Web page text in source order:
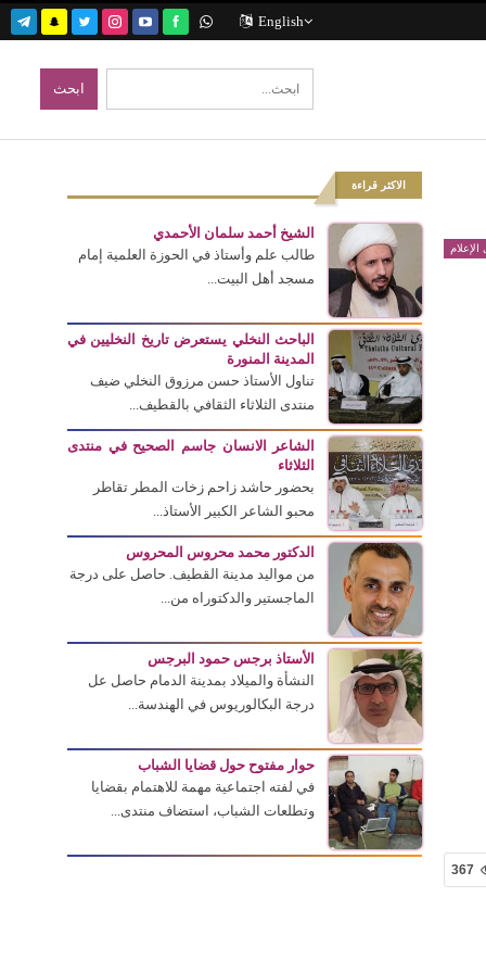
English
367
الاكثر قراءة
الشيخ أحمد سلمان الأحمدي
طالب علم وأستاذ في الحوزة العلمية إمام
مسجد أهل البيت...
الباحث النخلي يستعرض تاريخ النخليين في
المدينة المنورة
تناول الأستاذ حسن مرزوق النخلي ضيف
منتدى الثلاثاء الثقافي بالقطيف...
الشاعر الانسان جاسم الصحيح في منتدى
الثلاثاء
بحضور حاشد زاحم زخات المطر تقاطر
محبو الشاعر الكبير الأستاذ...
الدكتور محمد محروس المحروس
من مواليد مدينة القطيف. حاصل على درجة
الماجستير والدكتوراه من...
الأستاذ برجس حمود البرجس
النشأة والميلاد بمدينة الدمام حاصل عل
درجة البكالوريوس في الهندسة...
حوار مفتوح حول قضايا الشباب
في لفته اجتماعية مهمة للاهتمام بقضايا
وتطلعات الشباب، استضاف منتدى...